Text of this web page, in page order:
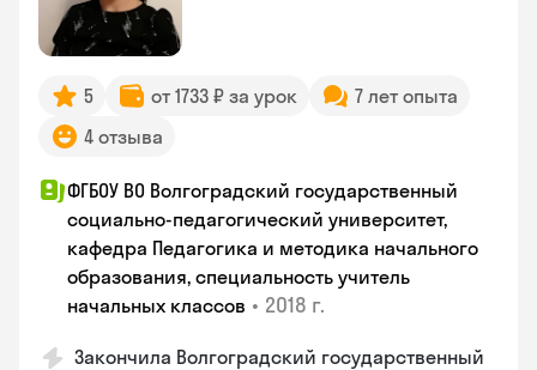
5 от 1733 ₽ за урок
7 лет опыта
4 отзыва
ФГБОУ ВО Волгоградский государственный
социально-педагогический университет,
кафедра Педагогика и методика начального
образования, специальность учитель
начальных классов • 2018 г.
Закончила Волгоградский государственный